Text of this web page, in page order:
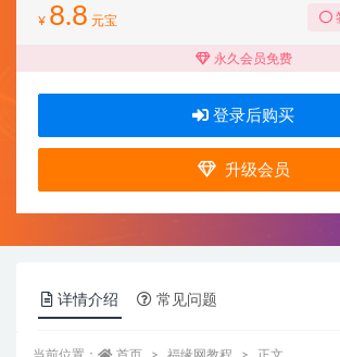
¥ 8.8 元宝
永久会员免费
登录后购买
升级会员
详情介绍 常见问题